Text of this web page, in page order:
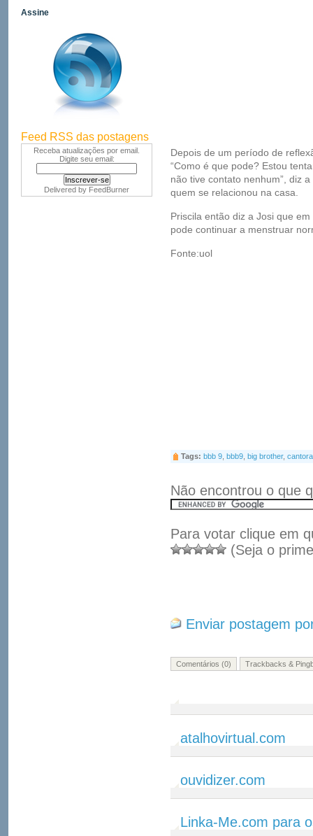
Assine
Feed RSS das postagens
Receba atualizações por email.
Digite seu email:
Delivered by FeedBurner
Depois de um período de
“Como é que pode? Estou
não tive contato nenhum”, diz
quem se relacionou na casa.
Priscila então diz a Josi que
pode continuar a menstruar
Fonte:uol
Tags: bbb 9 bbb9 big brother, cantora
Não encontrou o que
Para votar clique em
(Seja o
Enviar postagem
Comentários (0) Trackbacks &
atalhovirtual.com
ouvidizer.com
Linka-Me.com para